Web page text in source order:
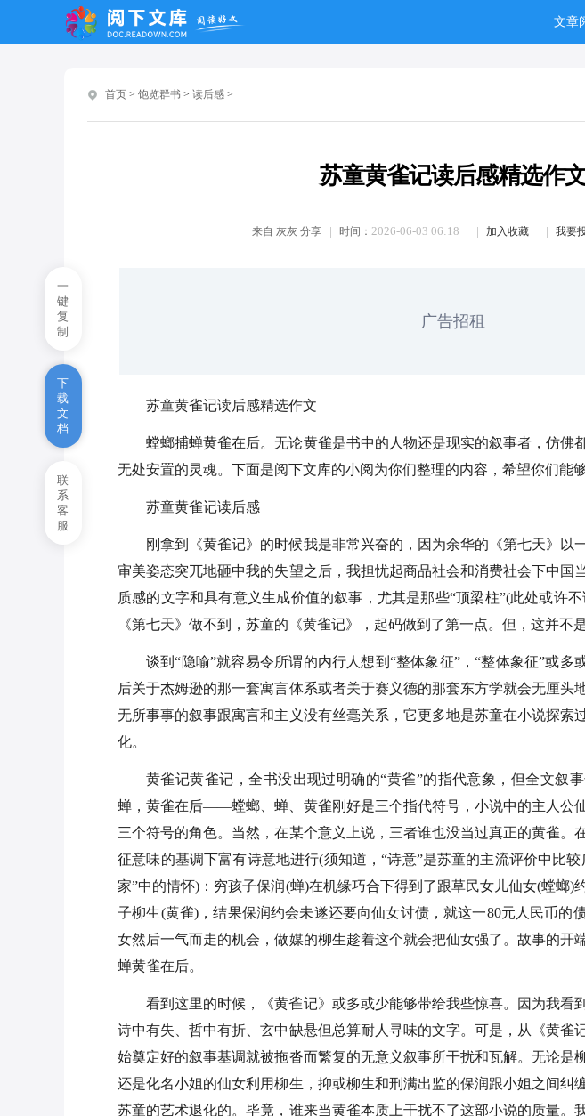
文章
首页 > 饱览群书 > 读后感 >
苏童黄雀记读后感精选作
来自 灰灰分享 时间： 2026-06-03 06:18 加入收藏 我要
广告招租
苏童黄雀记读后感精选作文
螳螂捕蝉黄雀在后。无论黄雀是书中的人物还是现实的叙事者，仿佛
无处安置的灵魂。下面是阅下文库的小阅为你们整理的内容，希望你们能
苏童黄雀记读后感
刚拿到《黄雀记》的时候我是非常兴奋的，因为余华的《第七天》以
审美姿态突兀地砸中我的失望之后，我担忧起商品社会和消费社会下中国
质感的文字和具有意义生成价值的叙事，尤其是那些“顶梁柱”(此处或许
《第七天》做不到，苏童的《黄雀记》，起码做到了第一点。但，这并不
谈到“隐喻”就容易令所谓的内行人想到“整体象征”，“整体象征”或多
后关于杰姆逊的那一套寓言体系或者关于赛义德的那套东方学就会无厘头
无所事事的叙事跟寓言和主义没有丝毫关系，它更多地是苏童在小说探索
化。
黄雀记黄雀记，全书没出现过明确的“黄雀”的指代意象，但全文叙
蝉，黄雀在后——螳螂、蝉、黄雀刚好是三个指代符号，小说中的主人公
三个符号的角色。当然，在某个意义上说，三者谁也没当过真正的黄雀。
征意味的基调下富有诗意地进行(须知道，“诗意”是苏童的主流评价中比
家”中的情怀)：穷孩子保润(蝉)在机缘巧合下得到了跟草民女儿仙女(螳螂)
子柳生(黄雀)，结果保润约会未遂还要向仙女讨债，就这一80元人民币的
女然后一气而走的机会，做媒的柳生趁着这个就会把仙女强了。故事的开
蝉黄雀在后。
看到这里的时候，《黄雀记》或多或少能够带给我些惊喜。因为我看
诗中有失、哲中有折、玄中缺悬但总算耐人寻味的文字。可是，从《黄雀
始奠定好的叙事基调就被拖沓而繁复的无意义叙事所干扰和瓦解。无论是
还是化名小姐的仙女利用柳生，抑或柳生和刑满出监的保润跟小姐之间纠
苏童的艺术退化的。毕竟，谁来当黄雀本质上干扰不了这部小说的质量。
小王子第一章读后感范文10篇
简爱读后感600字优秀作文10篇
一
键
复
制
下
载
文
档
联
系
客
服